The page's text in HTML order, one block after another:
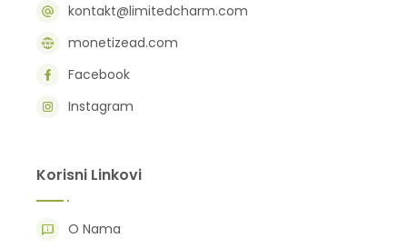
kontakt@limitedcharm.com
monetizead.com
Facebook
Instagram
Korisni Linkovi
O Nama